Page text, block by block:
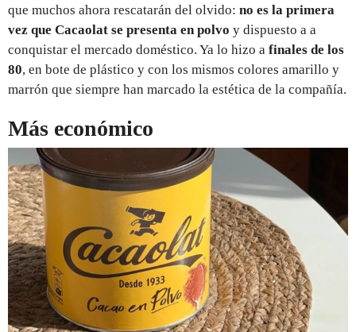
que muchos ahora rescatarán del olvido: no es la primera
vez que Cacaolat se presenta en polvo y dispuesto a a
conquistar el mercado doméstico. Ya lo hizo a finales de los
80, en bote de plástico y con los mismos colores amarillo y
marrón que siempre han marcado la estética de la compañía.
Más económico